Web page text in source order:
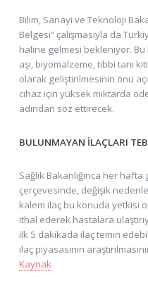
Bilim, Sanayi ve Teknoloji
Belgesi” çalışmasıyla da
haline gelmesi bekleniyor.
aşı, biyomalzeme, tıbbi tanı
olarak geliştirilmesinin önü
cihaz için yüksek miktarda
adından söz ettirecek.
BULUNMAYAN İLAÇLARI
Sağlık Bakanlığınca her
çerçevesinde, değişik
kalem ilaç bu konuda yetkisi
ithal ederek hastalara
ilk 5 dakikada ilaç temin
ilaç piyasasının
Kaynak